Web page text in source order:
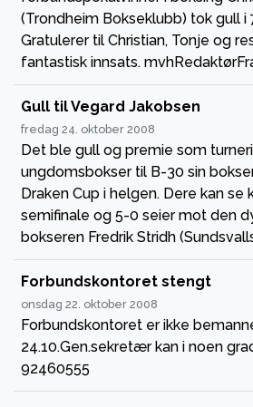
(Trondheim Bokseklubb) tok gull i
Gratulerer til Christian, Tonje og
fantastisk innsats.
Gull til Vegard Jakobsen
fredag 24. oktober 2008
Det ble gull og premie som
ungdomsbokser til B-30 sin
Draken Cup i helgen. Dere kan se
semifinale og 5-0 seier mot den
bokseren Fredrik Stridh
Forbundskontoret stengt
onsdag 22. oktober 2008
Forbundskontoret er ikke
24.10.Gen.sekretær kan i noen
92460555